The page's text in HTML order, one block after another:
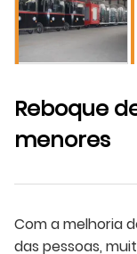
Reboque
menores
Com a melhoria
das pessoas,